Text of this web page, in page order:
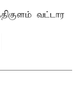
வட்டார